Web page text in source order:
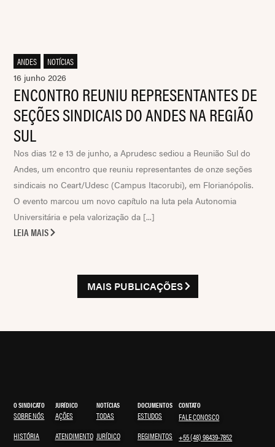
ANDES
NOTÍCIAS
16 junho 2026
ENCONTRO REUNIU REPRESENTANTES DE
SEÇÕES SINDICAIS DO ANDES NA REGIÃO
SUL
Nos dias 12 e 13 de junho, a Aprudesc sediou a Reunião Sul do
Andes, um encontro que reuniu representantes de onze seções
sindicais no Ceart/Udesc (Campus Itacorubi), em Florianópolis.
O evento marcou um novo capítulo na luta pela Autonomia
Universitária e pela valorização da [...]
LEIA MAIS
MAIS PUBLICAÇÕES
O SINDICATO
SOBRE NÓS
HISTÓRIA
JURÍDICO
AÇÕES
ATENDIMENTO
NOTÍCIAS
TODAS
JURÍDICO
DOCUMENTOS
ESTUDOS
REGIMENTOS
CONTATO
FALE CONOSCO
+55 (48) 98439-7852